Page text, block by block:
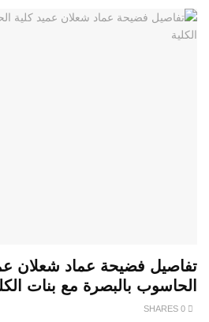
تفاصيل فضيحة عماد شعلان
الحاسوب بالبصرة مع بنات